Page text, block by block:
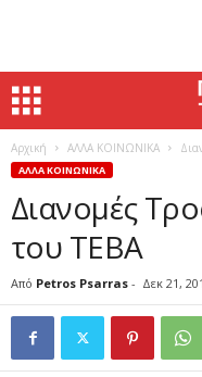
Αρχική ΑΛΛΑ ΚΟΙΝΩΝΙΚΑ
ΑΛΛΑ ΚΟΙΝΩΝΙΚΑ
Διανομές
του ΤΕΒΑ
Από Petros Psarras - Δεκ 21,